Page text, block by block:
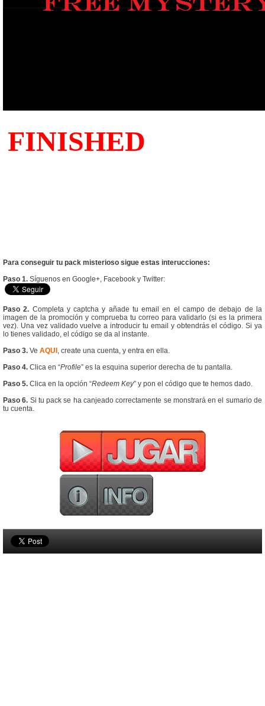
Para conseguir tu pack misterioso sigue estas interucciones:
Paso 1. Síguenos en Google+, Facebook y Twitter:
Paso 2. Completa y captcha y añade tu email en el campo de debajo de la
imagen de la promoción y comprueba tu correo para validarlo (si es la primera
vez). Una vez validado vuelve a introducir tu email y obtendrás el código. Si ya
lo tienes validado, el código se da al instante.
Paso 3. Ve AQUI , create una cuenta, y entra en ella.
Paso 4. Clica en “Profile” es la esquina superior derecha de tu pantalla.
Paso 5. Clica en la opción “Redeem Key” y pon el código que te hemos dado.
Paso 6. Si tu pack se ha canjeado correctamente se monstrará en el sumario de
tu cuenta.